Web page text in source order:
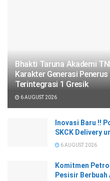
Bhakti Taruna Akademi
Karakter Generasi
Terintegrasi 1 Gresik
6 AUGUST 2026
Inovasi Baru !!
SKCK Delivery
6 AUGUST 2026
Komitmen
Pesisir